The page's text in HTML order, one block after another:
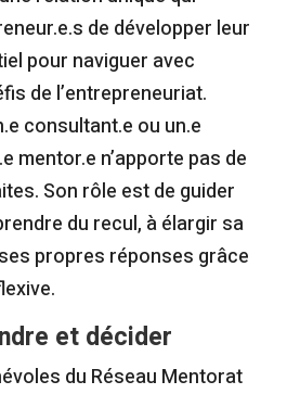
de développer leur
pour naviguer avec
de l’entrepreneuriat.
consultant.e ou un.e
mentor.e n’apporte pas de
Son rôle est de guider
du recul, à élargir sa
propres réponses grâce
et décider
du Réseau Mentorat